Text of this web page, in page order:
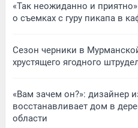
«Так неожиданно и
о съемках с гуру пикапа в
Сезон черники в
хрустящего ягодного
«Вам зачем он?»: дизайнер
восстанавливает дом в
области